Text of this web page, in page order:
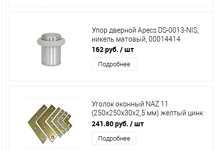
Упор дверной Apecs DS-0013-NIS,
никель матовый, 00014414
162 руб. / шт
Подробнее
Уголок оконный NAZ 11
(250х250х30х2,5 мм) желтый цинк
/20/
241.80 руб. / шт
Подробнее